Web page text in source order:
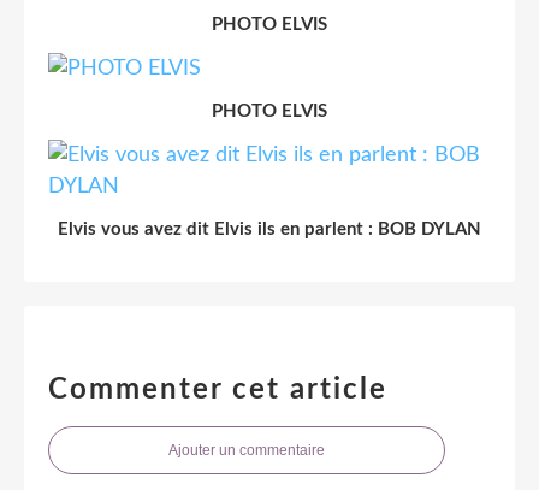
PHOTO ELVIS
PHOTO ELVIS
Elvis vous avez dit Elvis ils en parlent : BOB DYLAN
Commenter cet article
Ajouter un commentaire